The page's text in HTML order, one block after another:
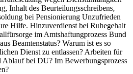
Inhalt des Beurteilungsschreibens,
bei Pensionierung Unzufrieden
Hilfe. Hinzuverdienst bei Ruhegehalt
im Amtshaftungprozess Bund
Beamtenstatus? Warum ist es so
Dienst zu entlassen? Arbeiten für
Ablauf bei DU? Im Bewerbungsprozess